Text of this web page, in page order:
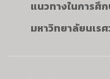
แนวทางในการศึ
มหาวิทยาลัยนเรศ